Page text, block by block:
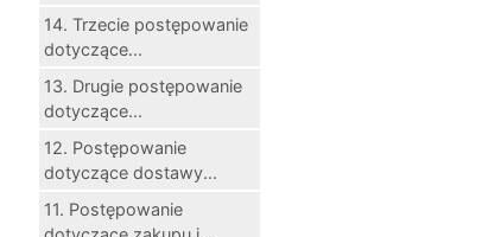
14. Trzecie postępowanie
dotyczące...
13. Drugie postępowanie
dotyczące...
12. Postępowanie
dotyczące dostawy...
11. Postępowanie